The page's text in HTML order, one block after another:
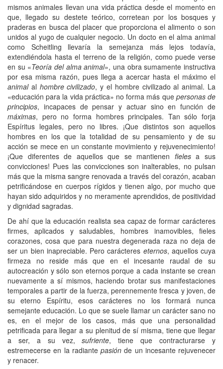
mismos animales llevan una vida práctica desde el momento en
que, llegado su destete teórico, corretean por los bosques y
praderas en busca del placer que proporciona el alimento o son
unidos al yugo de cualquier negocio. Un docto en el alma animal
como Scheitling llevaría la semejanza más lejos todavía,
extendiéndola hasta el terreno de la religión, como puede verse
en su «Teoría del alma animal», una obra sumamente instructiva
por esa misma razón, pues llega a acercar hasta el máximo el
animalal hombre civilizado, y el hombre civilizado al animal. La
«educación para la vida práctica» no forma más que personas de
principios, incapaces de pensar y actuar sino en función de
máximas, pero no forma hombres principales. Tan sólo forja
Espíritus legales, pero no libres. ¡Que distintos son aquellos
hombres en los que la totalidad de su pensamiento y de su
acción se mece en un constante movimiento y rejuvenecimiento!
¡Que diferentes de aquellos que se mantienen fielesa sus
convicciones! Pues las convicciones son inalterables, no pulsan
más que la misma sangre renovada a través del corazón, acaban
petrificándose en cuerpos rígidos y tienen algo, por mucho que
hayan sido adquiridos y no meramente aprendidos, de positividad
y dignidad sagradas.
De ahí que la educación realista sea capaz de formar carácteres
firmes, aplicados y saludables, hombres inamovibles, fieles
corazones, cosa que para nuestra degenerada raza no deja de
ser un bien inapreciable. Pero carácteres eternos, aquellos cuya
firmeza no reside más que en el incesante raudal de su
autocreación y sólo son eternos porque a cada instante se crean
nuevamente a sí mismos, haciendo brotar sus manifestaciones
temporales a partir de la fuerza, perennemente fresca y joven, de
su eterno Espíritu, esos carácteres no los formará nunca
semejante educación. Lo que se suele llamar un carácter sano no
es, en el mejor de los casos, más que una personalidad
petrificada para llegar a su plenitud de sí misma, tiene que llegar
a ser, a su vez,sufriente, tiene que contracturarse y
estremecerse en la radiante pasión de un incesante rejuvenecer
y renacer.